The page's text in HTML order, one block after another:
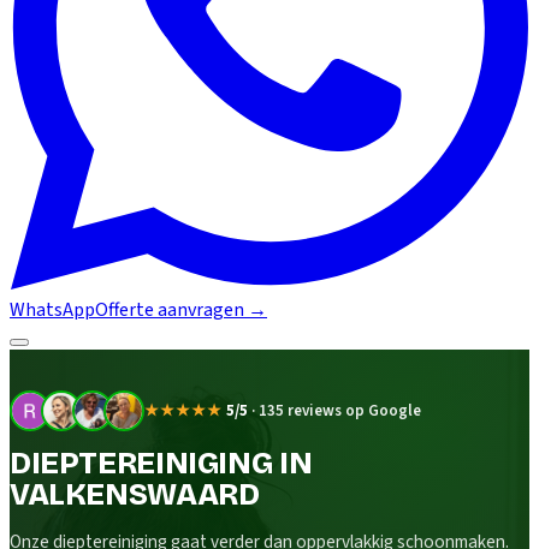
WhatsAppOfferte aanvragen →
★★★★★ 5/5 · 135 reviews op Google
DIEPTEREINIGING IN
VALKENSWAARD
Onze dieptereiniging gaat verder dan oppervlakkig schoonmaken.